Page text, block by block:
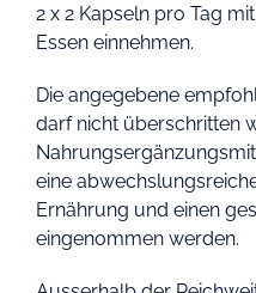
2 x 2 Kapseln pro Tag
Essen einnehmen.
Die angegebene
darf nicht überschritten
eine
Ernährung und einen
eingenommen werden.